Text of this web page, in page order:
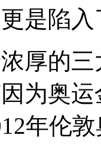
更是陷
的三
为奥
年伦